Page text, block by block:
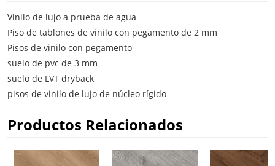
Vinilo de lujo a prueba de agua
Piso de tablones de vinilo con pegamento de 2 mm
Pisos de vinilo con pegamento
suelo de pvc de 3 mm
suelo de LVT dryback
pisos de vinilo de lujo de núcleo rígido
Productos Relacionados